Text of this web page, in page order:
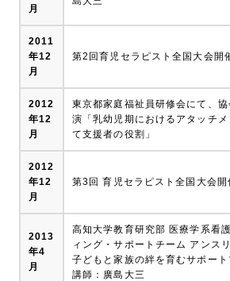
月
2011
年12
月
第2回育児セラピスト全国大会開
2012
年12
月
東京都家庭福祉員研修会にて、
演「乳幼児期におけるアタッチ
て支援者の役割」
2012
年12
月
第3回 育児セラピスト全国大会開
2013
年4
月
高知大学教育研究部 医療学系看
ィング・サポートチーム アンス
子どもと家族の絆を育むサポー
講師：廣島大三